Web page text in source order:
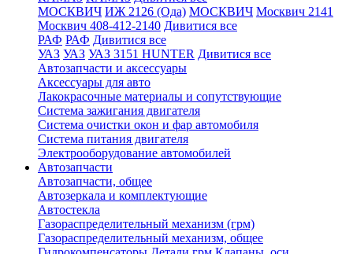
МОСКВИЧ ИЖ 2126 (Ода) МОСКВИЧ Москвич 2141
Москвич 408-412-2140 Дивитися все
РАФ РАФ Дивитися все
УАЗ УАЗ УАЗ 3151 HUNTER Дивитися все
Автозапчасти и аксессуары
Аксессуары для авто
Лакокрасочные материалы и сопутствующие
Система зажигания двигателя
Система очистки окон и фар автомобиля
Система питания двигателя
Электрооборудование автомобилей
Автозапчасти
Автозапчасти, общее
Автозеркала и комплектующие
Автостекла
Газораспределительный механизм (грм)
Газораспределительный механизм, общее